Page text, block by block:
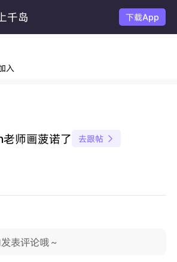
上千岛 下载App
入
师画菠诺了 去跟帖 
表评论哦～